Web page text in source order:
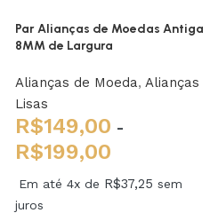
Par Alianças de Moedas Antiga
8MM de Largura
Alianças de Moeda, Alianças
Lisas
R$149,00 -
R$199,00
Em até 4x de R$37,25 sem
juros